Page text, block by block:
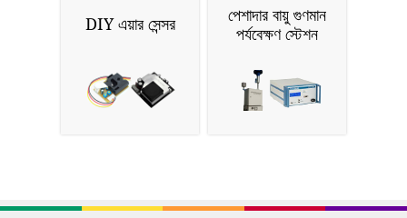
DIY এয়ার সেন্সর
পেশাদার বায়ু গুণমান
পর্যবেক্ষণ স্টেশন